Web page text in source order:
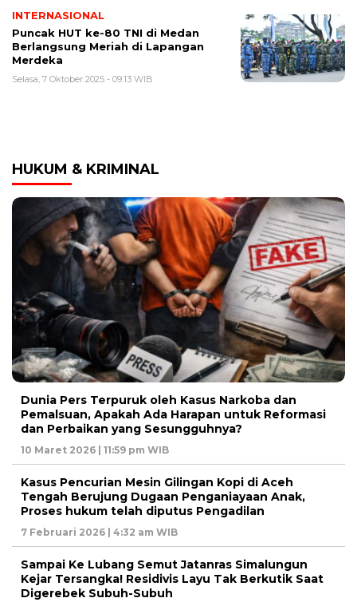
INTERNASIONAL
Puncak HUT ke-80 TNI di Medan
Berlangsung Meriah di Lapangan
Merdeka
Selasa, 7 Oktober 2025 - 09:13 WIB
HUKUM & KRIMINAL
Dunia Pers Terpuruk oleh Kasus Narkoba dan
Pemalsuan, Apakah Ada Harapan untuk Reformasi
dan Perbaikan yang Sesungguhnya?
10 Maret 2026 | 11:59 pm WIB
Kasus Pencurian Mesin Gilingan Kopi di Aceh
Tengah Berujung Dugaan Penganiayaan Anak,
Proses hukum telah diputus Pengadilan
7 Februari 2026 | 4:32 am WIB
Sampai Ke Lubang Semut Jatanras Simalungun
Kejar Tersangka! Residivis Layu Tak Berkutik Saat
Digerebek Subuh-Subuh